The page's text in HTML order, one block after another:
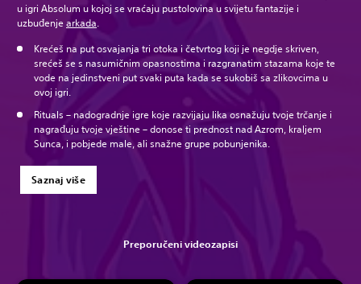
u igri Absolum u kojoj se vraćaju pustolovina u svijetu fantazije i
uzbuđenjearkada.
Krećeš na put osvajanja tri otoka i četvrtog koji je negdje skriven,
srećeš se s nasumičnim opasnostima i razgranatim stazama koje te
vode na jedinstveni put svaki puta kada se sukobiš sa zlikovcima u
ovoj igri.
Rituals – nadogradnje igre koje razvijaju lika osnažuju tvoje trčanje i
nagrađuju tvoje vještine – donose ti prednost nad Azrom, kraljem
Sunca, i pobjede male, ali snažne grupe pobunjenika.
Saznaj više
Preporučeni videozapisi